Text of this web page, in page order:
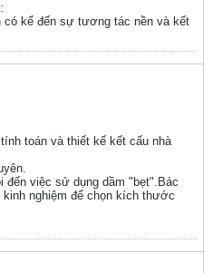
có kể đến sự tương tác nền và kết
toán và thiết kế kết cấu nhà
đến việc sử dụng dầm "bẹt".Bác
nghiệm để chọn kích thước